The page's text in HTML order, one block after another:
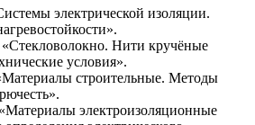
электрической изоляции.
Нити кручёные
условия».
строительные. Методы
электроизоляционные